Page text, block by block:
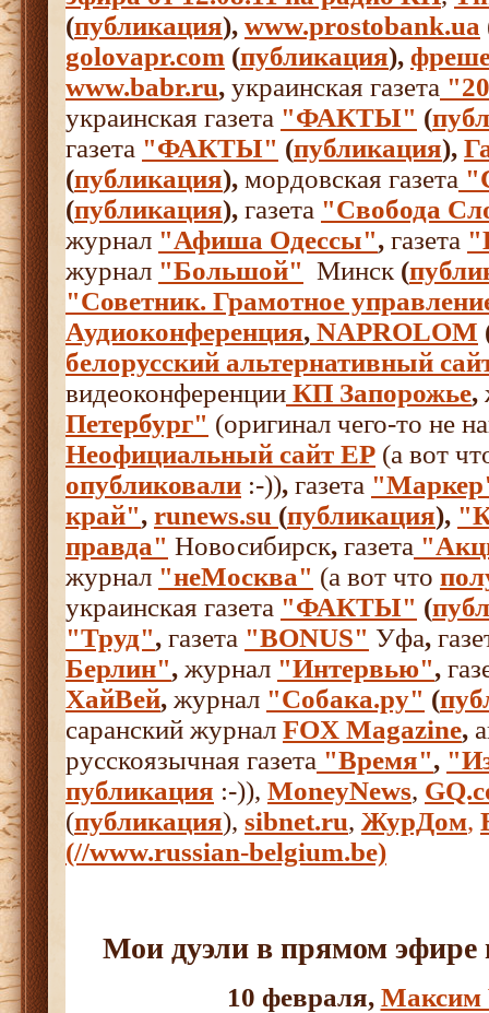
(публикация), www.prostobank.ua
golovapr.com (публикация),
www.babr.ru, украинская газета
украинская газета "ФАКТЫ" (
газета "ФАКТЫ" (публикация),
(публикация), мордовская газета
(публикация), газета "Свобода
журнал "Афиша Одессы", газета
журнал "Большой" Минск (
"Советник. Грамотное
Аудиоконференция, NAPROLOM
белорусский альтернативный
видеоконференции КП Запорожье,
Петербург" (оригинал чего-то не
Неофициальный сайт ЕР (а вот
опубликовали :-)), газета
край", runews.su (публикация),
правда" Новосибирск, газета
журнал "неМосква" (а вот что
украинская газета "ФАКТЫ" (
"Труд", газета "BONUS" Уфа,
Берлин", журнал "Интервью",
ХайВей, журнал "Собака.ру" (
саранский журнал FOX Magazine,
русскоязычная газета "Время",
публикация :-)), MoneyNews,
(публикация), sibnet.ru, ЖурДом,
(//www.russian-belgium.be)
Мои дуэли в прямом
10 февраля, Максим